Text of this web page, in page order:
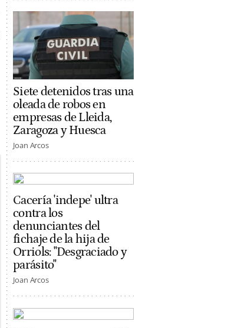
Siete detenidos tras una
oleada de robos en
empresas de Lleida,
Zaragoza y Huesca
Joan Arcos
Cacería 'indepe' ultra
contra los
denunciantes del
fichaje de la hija de
Orriols: "Desgraciado y
parásito"
Joan Arcos